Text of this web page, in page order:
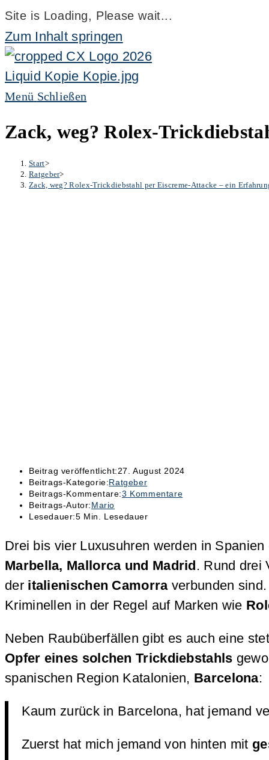
Site is Loading, Please wait...
Zum Inhalt springen
Menü Schließen
Zack, weg? Rolex-
Start>
Ratgeber>
Zack, weg? Rolex-Trickdiebstahl per Eiscreme-Attacke – ein
Beitrag veröffentlicht:27. August 2024
Beitrags-Kategorie:Ratgeber
Beitrags-Kommentare:3 Kommentare
Beitrags-Autor:Mario
Lesedauer:5 Min. Lesedauer
Drei bis vier Luxusuhren werden in
Marbella, Mallorca und Madrid . Rund drei
der italienischen Camorraverbunden sind.
Kriminellen in der Regel auf Marken wie
Neben Raubüberfällen gibt es auch eine
Opfer eines solchen Trickdiebstahls
spanischen Region Katalonien, Barcelona:
Kaum zurück in Barcelona, hat jemand
Zuerst hat mich jemand von hinten mit